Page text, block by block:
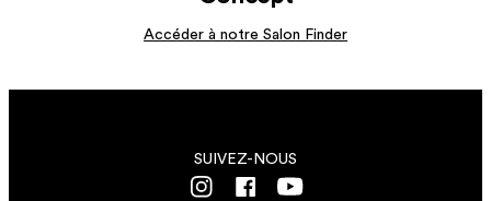
Accéder à notre Salon Finder
SUIVEZ-NOUS